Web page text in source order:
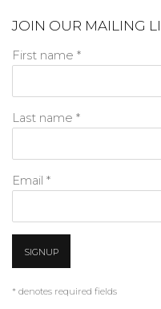
JOIN OUR MAILING
First name *
Last name *
Email *
SIGNUP
* denotes required fields